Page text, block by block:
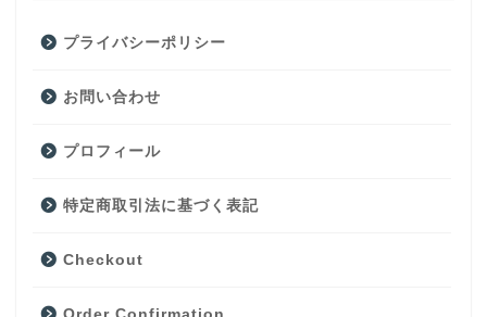
プライバシーポリシー
お問い合わせ
プロフィール
特定商取引法に基づく表記
Checkout